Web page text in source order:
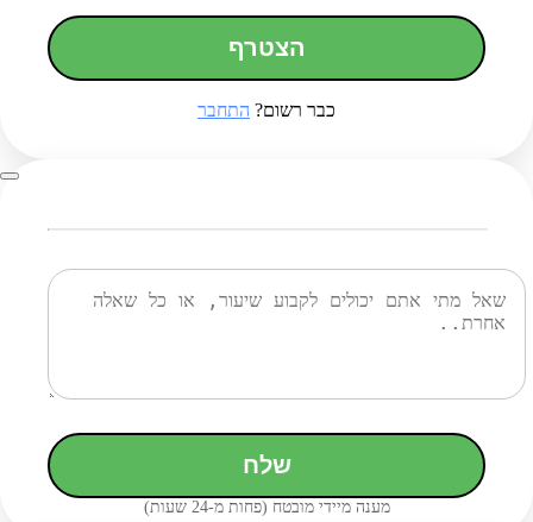
הצטרף
כבר רשום? התחבר
שלח
מענה מיידי מובטח (פחות מ-24 שעות)